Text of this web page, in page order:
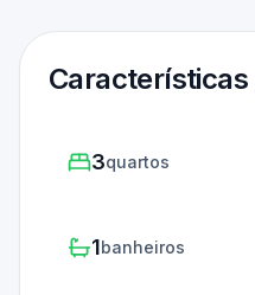
Características
3quartos
1banheiros